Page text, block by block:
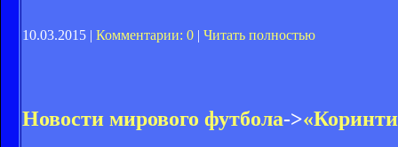
10.03.2015 | Комментарии: 0 | Читать полностью
Новости мирового футбола->